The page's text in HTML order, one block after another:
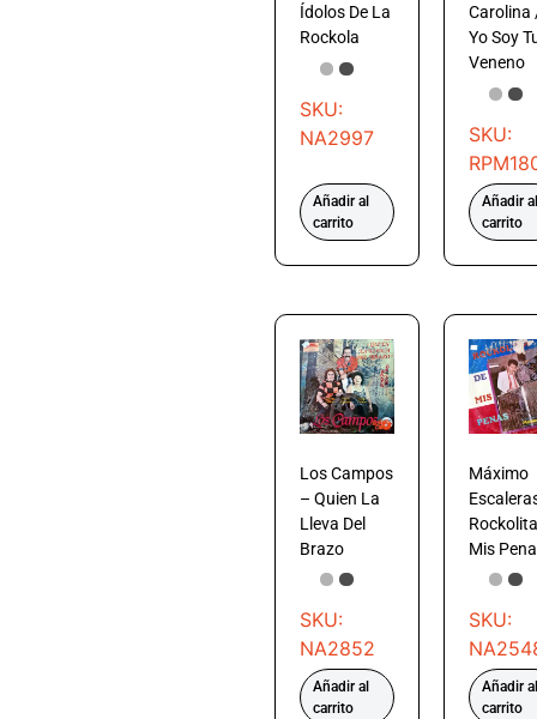
Ídolos De La
Rockola
SKU:
NA2997
Añadir al
carrito
Carolina
Yo Soy
Veneno
SKU:
Añadir al
carrito
Los Campos
– Quien La
Lleva Del
Brazo
SKU:
NA2852
Añadir al
carrito
Máximo
Mis
SKU:
Añadir al
carrito